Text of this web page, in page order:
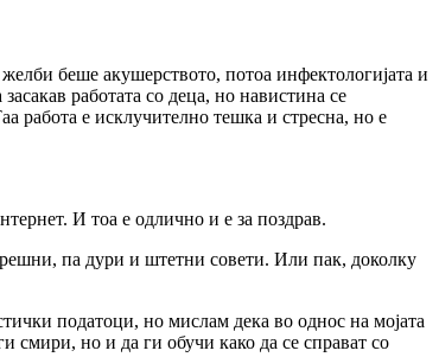
беше акушерството, потоа инфектологијата и
работата со деца, но навистина се
работа е исклучително тешка и стресна, но е
И тоа e одлично и е за поздрав.
па дури и штетни совети. Или пак, доколку
податоци, но мислам дека во однос на мојата
смири, но и да ги обучи како да се справат со